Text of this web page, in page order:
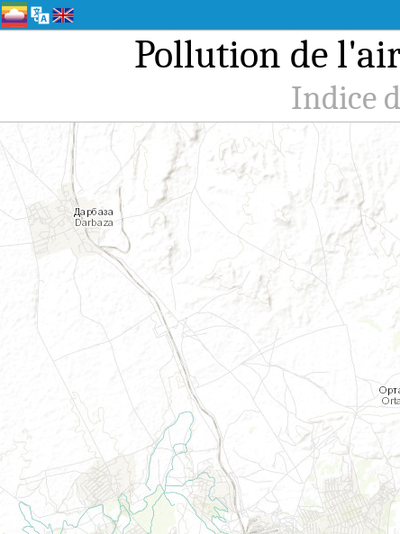
Pollution de
Indice